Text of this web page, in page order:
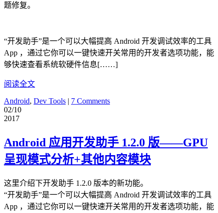
题修复。
“开发助手”是一个可以大幅提高 Android 开发调试效率的工具
App ，通过它你可以一键快速开关常用的开发者选项功能，能
够快速查看系统软硬件信息[……]
阅读全文
Android, Dev Tools | 7 Comments
02/10
2017
Android 应用开发助手 1.2.0 版——GPU
呈现模式分析+其他内容模块
这里介绍下开发助手 1.2.0 版本的新功能。
“开发助手”是一个可以大幅提高 Android 开发调试效率的工具
App ，通过它你可以一键快速开关常用的开发者选项功能，能